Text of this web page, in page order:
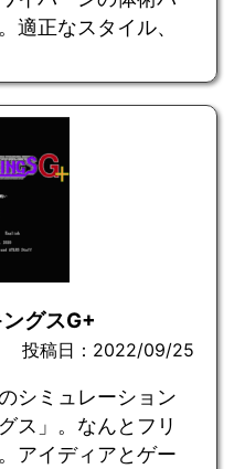
適正なスタイル、
グスG+
投稿日：2022/09/25
シミュレーション
ス」。なんとフリ
アイディアとゲー